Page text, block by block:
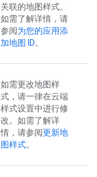
关联的地图样式。
如需了解详情，请
参阅为您的应用添
加地图 ID。
如需更改地图样
式，请一律在云端
样式设置中进行修
改。如需了解详
情，请参阅更新地
图样式。